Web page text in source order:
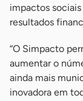
impactos
resultados
“O Simpacto
aumentar o
ainda mais
inovadora em